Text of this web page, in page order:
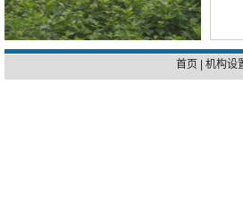
首页 机构设